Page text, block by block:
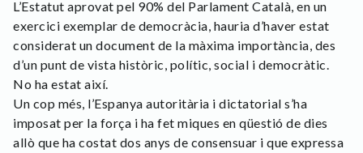
L’Estatut aprovat pel 90% del Parlament Català, en un
exercici exemplar de democràcia, hauria d’haver estat
considerat un document de la màxima importància, des
d’un punt de vista històric, polític, social i democràtic.
No ha estat així.
Un cop més, l’Espanya autoritària i dictatorial s’ha
imposat per la força i ha fet miques en qüestió de dies
allò que ha costat dos anys de consensuar i que expressa